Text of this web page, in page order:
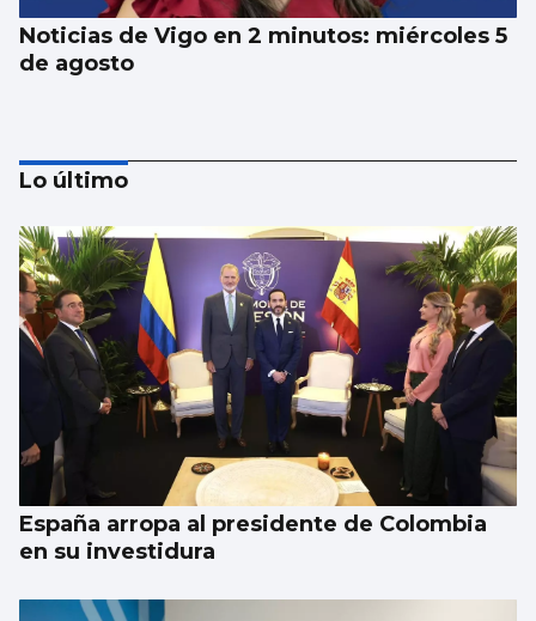
Noticias de Vigo en 2 minutos: miércoles 5
de agosto
Noticias de Vigo en 2 minutos: martes 4 de
agosto
Lo último
España arropa al presidente de Colombia
en su investidura